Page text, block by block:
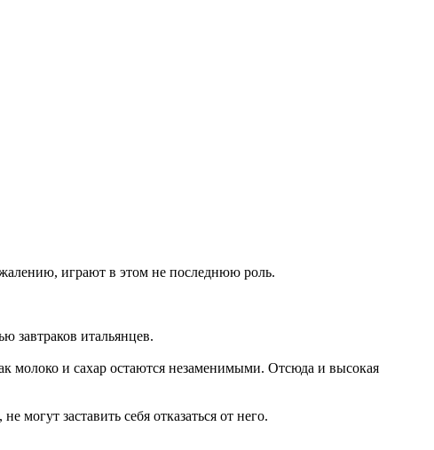
играют в этом не последнюю роль.
завтраков итальянцев.
молоко и сахар остаются незаменимыми. Отсюда и высокая
заставить себя отказаться от него.